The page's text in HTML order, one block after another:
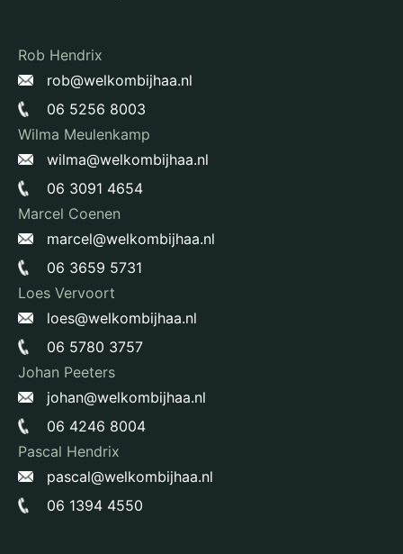
Rob Hendrix
rob@welkombijhaa.nl
06 5256 8003
Wilma Meulenkamp
wilma@welkombijhaa.nl
06 3091 4654
Marcel Coenen
marcel@welkombijhaa.nl
06 3659 5731
Loes Vervoort
loes@welkombijhaa.nl
06 5780 3757
Johan Peeters
johan@welkombijhaa.nl
06 4246 8004
Pascal Hendrix
pascal@welkombijhaa.nl
06 1394 4550